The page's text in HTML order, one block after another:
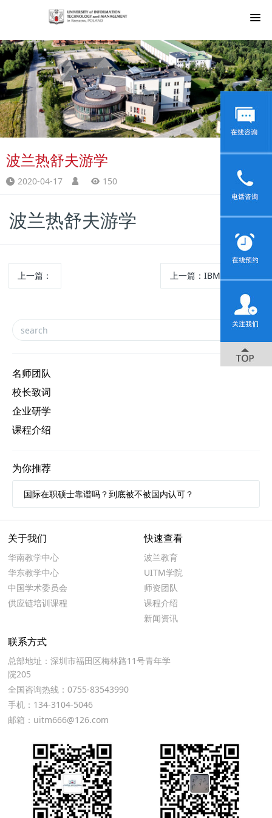
波兰热舒夫游学
2020-04-17 150
波兰热舒夫游学
上一篇： 上一篇： IBM总部考察
名师团队
校长致词
企业研学
课程介绍
为你推荐
国际在职硕士靠谱吗？到底被不被国内认可？
关于我们
华南教学中心
华东教学中心
中国学术委员会
供应链培训课程
快速查看
波兰教育
UITM学院
师资团队
课程介绍
新闻资讯
联系方式
总部地址：深圳市福田区梅林路11号青年学
院205
全国咨询热线：0755-83543990
手机：134-3104-5046
邮箱：uitm666@126.com